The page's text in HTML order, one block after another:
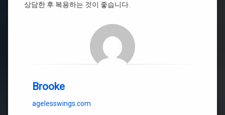
상담한 후 복용하는 것이 좋습니다.
Brooke
agelesswings.com